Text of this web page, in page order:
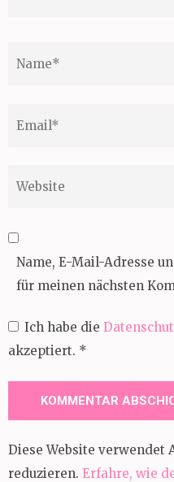
Name, E-Mail-Adresse
für meinen nächsten
Ich habe die
akzeptiert. *
Diese Website verwendet
reduzieren. Erfahre, wie